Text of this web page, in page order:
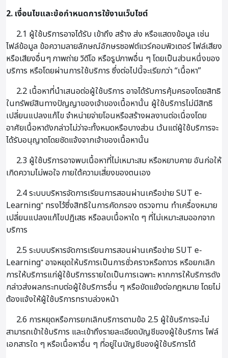
2. เงื่อนไขและข้อกำหนดการใช้งานเว็บไซต์
2.1 ผู้ใช้บริการอาจได้รับ เข้าถึง สร้าง ส่ง หรือแสดงข้อมูล เช่น
ไฟล์ข้อมูล ข้อความลายลักษณ์อักษรซอฟต์แวร์คอมพิวเตอร์ ไฟล์เสียง
หรือเสียงอื่นๆ ภาพถ่าย วิดีโอ หรือรูปภาพอื่น ๆ โดยเป็นส่วนหนึ่งของ
บริการ หรือโดยผ่านการใช้บริการ ซึ่งต่อไปนี้จะเรียกว่า “เนื้อหา”
2.2 เนื้อหาที่นำเสนอต่อผู้ใช้บริการ อาจได้รับการคุ้มครองโดยสิทธิ
ในทรัพย์สินทางปัญญาของเจ้าของเนื้อหานั้น ผู้ใช้บริการไม่มีสิทธิ
เปลี่ยนแปลงแก้ไข จำหน่ายจ่ายโอนหรือสร้างผลงานต่อเนื่องโดย
อาศัยเนื้อหาดังกล่าวไม่ว่าจะทั้งหมดหรือบางส่วน เว้นแต่ผู้ใช้บริการจะ
ได้รับอนุญาตโดยชัดแจ้งจากเจ้าของเนื้อหานั้น
2.3 ผู้ใช้บริการอาจพบเนื้อหาที่ไม่เหมาะสม หรือหยาบคาย อันก่อให้
เกิดความไม่พอใจ ภายใต้ความเสี่ยงของตนเอง
2.4 ระบบบริหารจัดการเรียนการสอนผ่านเครือข่าย SUT e-
Learning⁺ ทรงไว้ซึ่งสิทธิในการคัดกรอง ตรวจทาน ทำเครื่องหมาย
เปลี่ยนแปลงแก้ไขปฏิเสธ หรือลบเนื้อหาใด ๆ ที่ไม่เหมาะสมออกจาก
บริการ
2.5 ระบบบริหารจัดการเรียนการสอนผ่านเครือข่าย SUT e-
Learning⁺ อาจหยุดให้บริการเป็นการชั่วคราวหรือถาวร หรือยกเลิก
การให้บริการแก่ผู้ใช้บริการรายใดเป็นการเฉพาะ หากการให้บริการดัง
กล่าวส่งผลกระทบต่อผู้ใช้บริการอื่น ๆ หรือขัดแย้งต่อกฎหมาย โดยไม่
ต้องแจ้งให้ผู้ใช้บริการทราบล่วงหน้า
2.6 การหยุดหรือการยกเลิกบริการตามข้อ 2.5 ผู้ใช้บริการจะไม่
สามารถเข้าใช้บริการ และเข้าถึงรายละเอียดบัญชีของผู้ใช้บริการ ไฟล์
เอกสารใด ๆ หรือเนื้อหาอื่น ๆ ที่อยู่ในบัญชีของผู้ใช้บริการได้